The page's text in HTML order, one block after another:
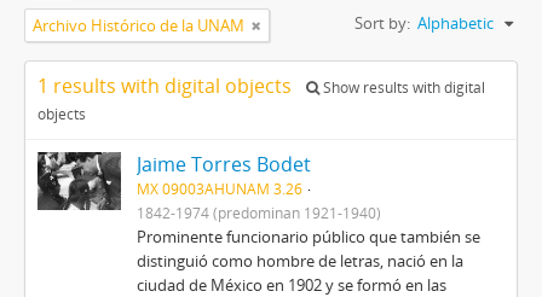
Archivo Histórico de la UNAM Sort by: Alphabetic
1 results with digital objects
Show results with digital
objects
Jaime Torres Bodet
MX 09003AHUNAM 3.26
1842-1974 (predominan 1921-1940)
Prominente funcionario público que también se
distinguió como hombre de letras, nació en la
ciudad de México en 1902 y se formó en las